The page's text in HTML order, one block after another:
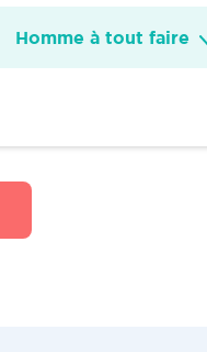
Homme à tout faire